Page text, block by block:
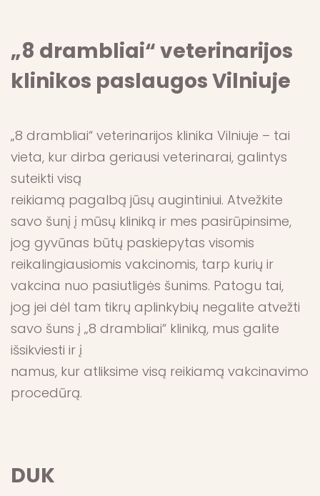
„8 drambliai“ veterinarijos
klinikos paslaugos Vilniuje
„8 drambliai“ veterinarijos klinika Vilniuje – tai
vieta, kur dirba geriausi veterinarai, galintys
suteikti visą
reikiamą pagalbą jūsų augintiniui. Atvežkite
savo šunį į mūsų kliniką ir mes pasirūpinsime,
jog gyvūnas būtų paskiepytas visomis
reikalingiausiomis vakcinomis, tarp kurių ir
vakcina nuo pasiutligės šunims. Patogu tai,
jog jei dėl tam tikrų aplinkybių negalite atvežti
savo šuns į „8 drambliai“ kliniką, mus galite
išsikviesti ir į
namus, kur atliksime visą reikiamą vakcinavimo
procedūrą.
DUK